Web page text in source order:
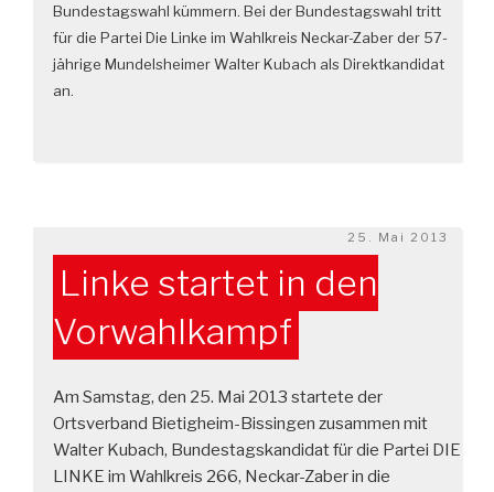
Bundestagswahl kümmern. Bei der Bundestagswahl tritt
für die Partei Die Linke im Wahlkreis Neckar-Zaber der 57-
jährige Mundelsheimer Walter Kubach als Direktkandidat
an.
Veröffentlicht
am
25. Mai 2013
Linke startet in den
Vorwahlkampf
Am Samstag, den 25. Mai 2013 startete der
Ortsverband Bietigheim-Bissingen zusammen mit
Walter Kubach, Bundestagskandidat für die Partei DIE
LINKE im Wahlkreis 266, Neckar-Zaber in die